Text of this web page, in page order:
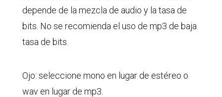
depende de la mezcla de audio y la tasa de
bits. No se recomienda el uso de mp3 de baja
tasa de bits.
Ojo: seleccione mono en lugar de estéreo o
wav en lugar de mp3.